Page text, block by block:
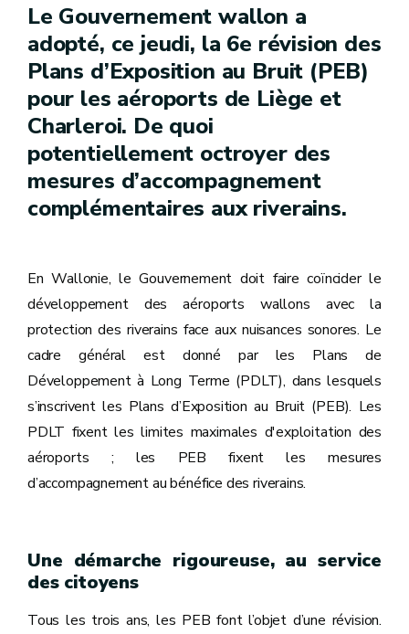
Le Gouvernement wallon a
adopté, ce jeudi, la 6e révision des
Plans d’Exposition au Bruit (PEB)
pour les aéroports de Liège et
Charleroi. De quoi
potentiellement octroyer des
mesures d’accompagnement
complémentaires aux riverains.
En Wallonie, le Gouvernement doit faire coïncider le
développement des aéroports wallons avec la
protection des riverains face aux nuisances sonores. Le
cadre général est donné par les Plans de
Développement à Long Terme (PDLT), dans lesquels
s’inscrivent les Plans d’Exposition au Bruit (PEB). Les
PDLT fixent les limites maximales d'exploitation des
aéroports ; les PEB fixent les mesures
d’accompagnement au bénéfice des riverains.
Une démarche rigoureuse, au service
des citoyens
Tous les trois ans, les PEB font l’objet d’une révision.